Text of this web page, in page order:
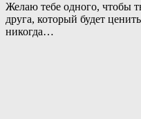
Желаю тебе одного, чтобы
друга, который будет
никогда…